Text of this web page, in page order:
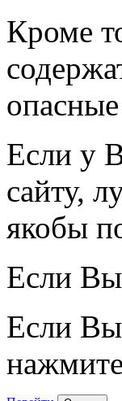
Кроме
Если у
сайту,
якобы
Если
Если Вы
нажмите